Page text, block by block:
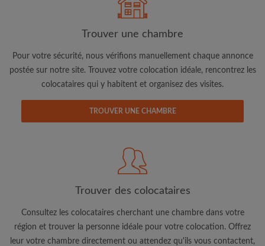
Adresse email
et ai pris connaissance de la
CRÉER PROFIL
Je souhaite recevoir des offres exclusives et des mises à
Trouver une chambre
Pour votre sécurité, nous vérifions manuellement chaque annonce
postée sur notre site. Trouvez votre colocation idéale, rencontrez les
colocataires qui y habitent et organisez des visites.
TROUVER UNE CHAMBRE
Trouver des colocataires
Consultez les colocataires cherchant une chambre dans votre
région et trouver la personne idéale pour votre colocation. Offrez
leur votre chambre directement ou attendez qu'ils vous contactent,